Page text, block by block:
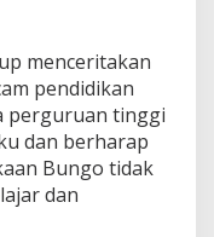
menceritakan
pendidikan
perguruan tinggi
dan berharap
Bungo tidak
dan